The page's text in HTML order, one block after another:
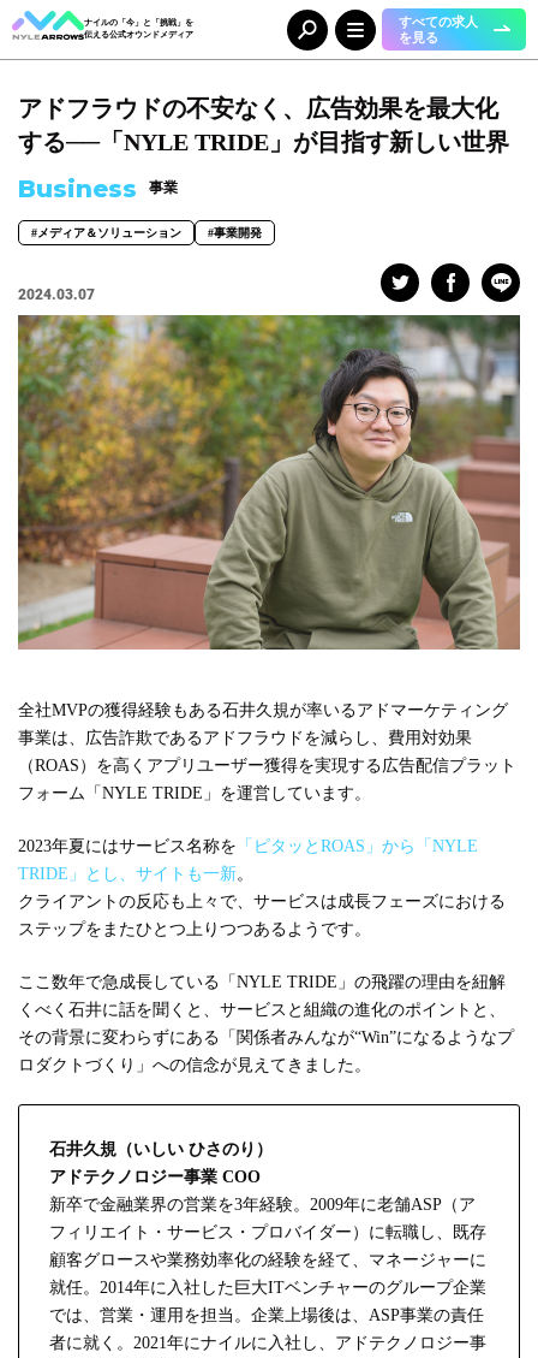
ナイルの「今」と「挑戦」を
伝える公式オウンドメディア
すべての求人
を見る
Category カテゴリ
事業部
#DX＆マーケティング #コーポレート本部 #メディア＆ソリューション
#人事本部 #自動車産業DX
職種
#エンジニア #カスタマーサクセス #コンサルタント #セールス
#デザイナー #バックオフィス #マーケター #人事
#広報 #新卒 #経営 #編集
テーマ別
注目の記事
面接で転職理由はどう話すべき？面接官が聞きた
い、模範解答ではない「本音」
2023.08.01
アドフラウドの不安なく、広告効果を最大化
する──「NYLE TRIDE」が目指す新しい世界
Business 事業
#メディア＆ソリューション #事業開発
2024.03.07
全社MVPの獲得経験もある石井久規が率いるアドマーケティング
事業は、広告詐欺であるアドフラウドを減らし、費用対効果
（ROAS）を高くアプリユーザー獲得を実現する広告配信プラット
フォーム「NYLE TRIDE」を運営しています。
2023年夏にはサービス名称を 「ピタッとROAS」から「NYLE
TRIDE」とし、サイトも一新。
クライアントの反応も上々で、サービスは成長フェーズにおける
ステップをまたひとつ上りつつあるようです。
ここ数年で急成長している「NYLE TRIDE」の飛躍の理由を紐解
くべく石井に話を聞くと、サービスと組織の進化のポイントと、
その背景に変わらずにある「関係者みんなが“Win”になるようなプ
ロダクトづくり」への信念が見えてきました。
石井久規（いしい ひさのり）
アドテクノロジー事業 COO
新卒で金融業界の営業を3年経験。2009年に老舗ASP（ア
フィリエイト・サービス・プロバイダー）に転職し、既存
顧客グロースや業務効率化の経験を経て、マネージャーに
就任。2014年に入社した巨大ITベンチャーのグループ企業
では、営業・運用を担当。企業上場後は、ASP事業の責任
者に就く。2021年にナイルに入社し、アドテクノロジー事